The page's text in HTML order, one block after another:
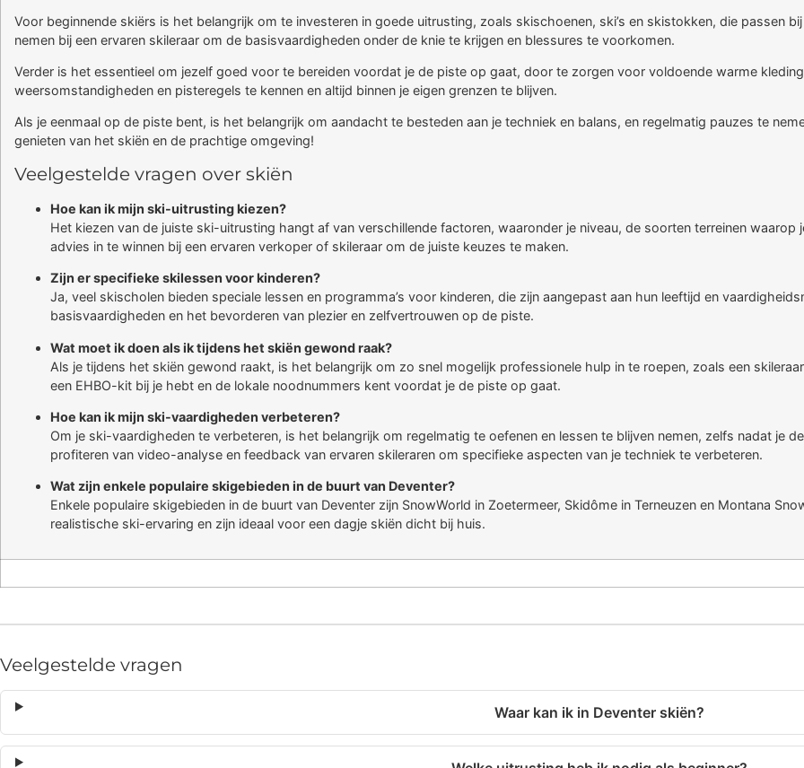
Voor beginnende skiërs is het belangrijk om te investeren in goede uitrusting, zoals skischoenen, ski’s en skistokken, die passen
nemen bij een ervaren skileraar om de basisvaardigheden onder de knie te krijgen en blessures te voorkomen.
Verder is het essentieel om jezelf goed voor te bereiden voordat je de piste op gaat, door te zorgen voor voldoende warme
weersomstandigheden en pisteregels te kennen en altijd binnen je eigen grenzen te blijven.
Als je eenmaal op de piste bent, is het belangrijk om aandacht te besteden aan je techniek en balans, en regelmatig pauzes te
genieten van het skiën en de prachtige omgeving!
Veelgestelde vragen over skiën
Hoe kan ik mijn ski-uitrusting kiezen?
Het kiezen van de juiste ski-uitrusting hangt af van verschillende factoren, waaronder je niveau, de soorten terreinen
advies in te winnen bij een ervaren verkoper of skileraar om de juiste keuzes te maken.
Zijn er specifieke skilessen voor kinderen?
Ja, veel skischolen bieden speciale lessen en programma’s voor kinderen, die zijn aangepast aan hun leeftijd en
basisvaardigheden en het bevorderen van plezier en zelfvertrouwen op de piste.
Wat moet ik doen als ik tijdens het skiën gewond raak?
Als je tijdens het skiën gewond raakt, is het belangrijk om zo snel mogelijk professionele hulp in te roepen, zoals een
een EHBO-kit bij je hebt en de lokale noodnummers kent voordat je de piste op gaat.
Hoe kan ik mijn ski-vaardigheden verbeteren?
Om je ski-vaardigheden te verbeteren, is het belangrijk om regelmatig te oefenen en lessen te blijven nemen, zelfs nadat je
profiteren van video-analyse en feedback van ervaren skileraren om specifieke aspecten van je techniek te verbeteren.
Wat zijn enkele populaire skigebieden in de buurt van Deventer?
Enkele populaire skigebieden in de buurt van Deventer zijn SnowWorld in Zoetermeer, Skidôme in Terneuzen en Montana
realistische ski-ervaring en zijn ideaal voor een dagje skiën dicht bij huis.
Veelgestelde vragen
Waar kan ik in Deventer skiën?